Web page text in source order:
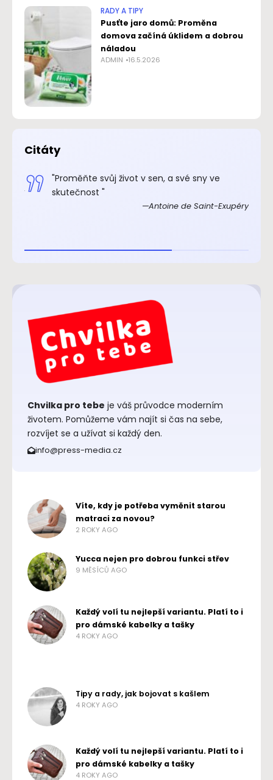
RADY A TIPY
Pusťte jaro domů: Proměna
domova začíná úklidem a dobrou
náladou
ADMIN 16.5.2026
Citáty
"Proměňte svůj život v sen, a své sny ve
skutečnost "
Antoine de Saint-Exupéry
Chvilka pro tebe je váš průvodce moderním
životem. Pomůžeme vám najít si čas na sebe,
rozvíjet se a užívat si každý den.
info@press-media.cz
Víte, kdy je potřeba vyměnit starou
matraci za novou?
2 ROKY AGO
Yucca nejen pro dobrou funkci střev
9 MĚSÍCŮ AGO
Každý volí tu nejlepší variantu. Platí to i
pro dámské kabelky a tašky
4 ROKY AGO
Tipy a rady, jak bojovat s kašlem
4 ROKY AGO
Každý volí tu nejlepší variantu. Platí to i
pro dámské kabelky a tašky
4 ROKY AGO